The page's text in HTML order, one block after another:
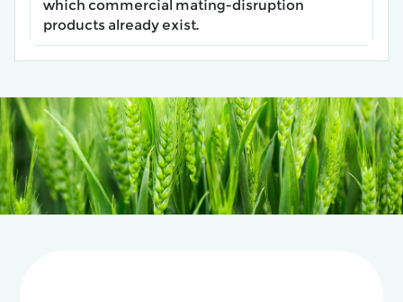
which commercial mating-disruption
products already exist.